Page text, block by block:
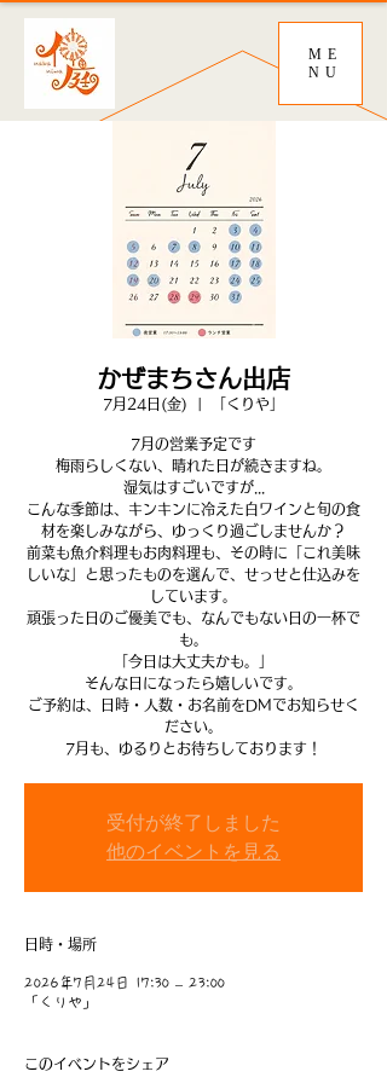
ME
NU
かぜまちさん出店
7月24日(金) 「くりや」
7月の営業予定です
梅雨らしくない、晴れた日が続きますね。
湿気はすごいですが...
こんな季節は、キンキンに冷えた白ワインと旬の食
材を楽しみながら、ゆっくり過ごしませんか？
前菜も魚介料理もお肉料理も、その時に「これ美味
しいな」と思ったものを選んで、せっせと仕込みを
しています。
頑張った日のご優美でも、なんでもない日の一杯で
も。
「今日は大丈夫かも。」
そんな日になったら嬉しいです。
ご予約は、日時・人数・お名前をDMでお知らせく
ださい。
7月も、ゆるりとお待ちしております！
受付が終了しました
他のイベントを見る
日時・場所
2026年7月24日 17:30 – 23:00
「くりや」
このイベントをシェア